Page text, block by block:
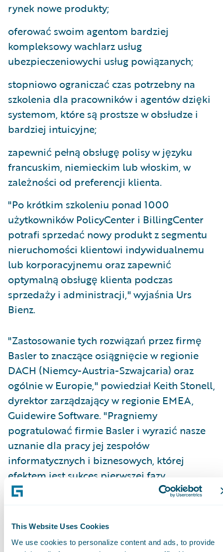
This Website Uses Cookies
We use cookies to personalize content and ads, to provide
rynek nowe produkty;
oferować swoim agentom bardziej
kompleksowy wachlarz usług
ubezpieczeniowychi usług powiązanych;
stopniowo ograniczać czas potrzebny na
szkolenia dla pracowników i agentów dzięki
systemom, które są prostsze w obsłudze i
bardziej intuicyjne;
zapewnić pełną obsługę polisy w języku
francuskim, niemieckim lub włoskim, w
zależności od preferencji klienta.
"Po krótkim szkoleniu ponad 1000
użytkowników PolicyCenter i BillingCenter
potrafi sprzedać nowy produkt z segmentu
nieruchomości klientowi indywidualnemu
lub korporacyjnemu oraz zapewnić
optymalną obsługę klienta podczas
sprzedaży i administracji," wyjaśnia Urs
Bienz.
"Zastosowanie tych rozwiązań przez firmę
Basler to znaczące osiągnięcie w regionie
DACH (Niemcy-Austria-Szwajcaria) oraz
ogólnie w Europie," powiedział Keith Stonell,
dyrektor zarządzający w regionie EMEA,
Guidewire Software. "Pragniemy
pogratulować firmie Basler i wyrazić nasze
uznanie dla pracy jej zespołów
informatycznych i biznesowych, której
efektem jest sukces pierwszej fazy
przekształcania ich działalności."
Guidewire PolicyCenter® jest elastycznym
systemem zarządzania decyzjami